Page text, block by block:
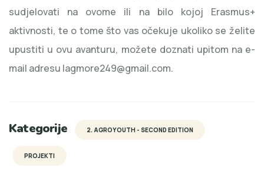
sudjelovati na ovome ili na bilo kojoj Erasmus+
aktivnosti, te o tome što vas očekuje ukoliko se želite
upustiti u ovu avanturu, možete doznati upitom na e-
mail adresu lagmore249@gmail.com.
Kategorije 2. AGROYOUTH - SECOND EDITION
PROJEKTI